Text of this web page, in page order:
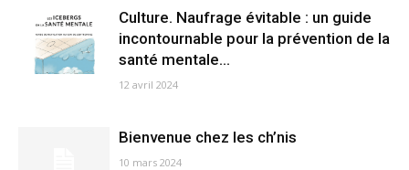
Culture. Naufrage évitable : un guide
incontournable pour la prévention de la
santé mentale...
12 avril 2024
Bienvenue chez les ch’nis
10 mars 2024